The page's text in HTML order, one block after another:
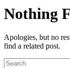
Nothing
Apologies, but no
find a related post.